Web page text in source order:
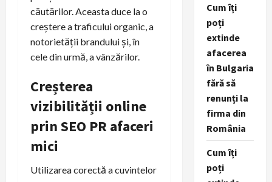
căutărilor. Aceasta duce la o
creștere a traficului organic, a
notorietății brandului și, în
cele din urmă, a vânzărilor.
Creșterea
vizibilității online
prin SEO PR afaceri
mici
Utilizarea corectă a cuvintelor
Cum îți
poți
extinde
afacerea
în Bulgaria
fără să
renunți la
firma din
România
Cum îți
poți